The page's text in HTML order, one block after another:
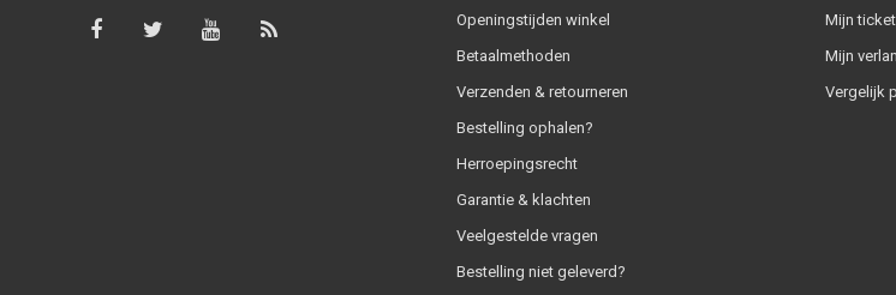
Openingstijden winkel
Betaalmethoden
Verzenden & retourneren
Bestelling ophalen?
Herroepingsrecht
Garantie & klachten
Veelgestelde vragen
Bestelling niet geleverd?
Mijn
Mijn
Vergelijk